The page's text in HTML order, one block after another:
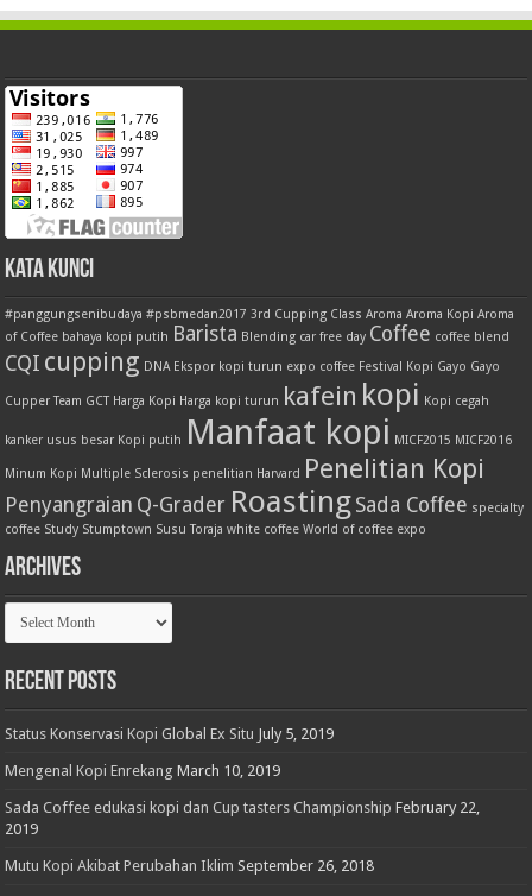
Kata Kunci
#panggungsenibudaya #psbmedan2017 3rd Cupping Class Aroma Aroma Kopi Aroma
of Coffee bahaya kopi putih Barista Blending car free day Coffee coffee blend
CQI cupping DNA Ekspor kopi turun expo coffee Festival Kopi Gayo Gayo
Cupper Team GCT Harga Kopi Harga kopi turun kafein kopi Kopi cegah
kanker usus besar Kopi putih Manfaat kopi MICF2015 MICF2016
Minum Kopi Multiple Sclerosis penelitian Harvard Penelitian Kopi
Penyangraian Q-Grader Roasting Sada Coffee specialty
coffee Study Stumptown Susu Toraja white coffee World of coffee expo
Archives
Archives
Recent Posts
Status Konservasi Kopi Global Ex Situ July 5, 2019
Mengenal Kopi Enrekang March 10, 2019
Sada Coffee edukasi kopi dan Cup tasters Championship February 22,
2019
Mutu Kopi Akibat Perubahan Iklim September 26, 2018